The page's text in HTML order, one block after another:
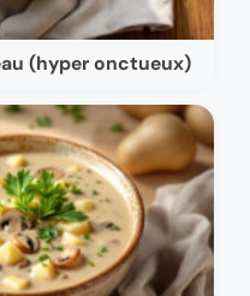
(hyper onctueux)